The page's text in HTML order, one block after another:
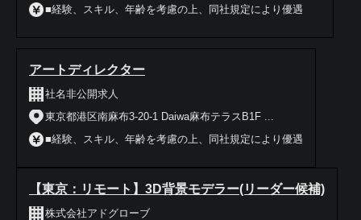
■経験、スキル、年齢を考慮の上、同社規定により優遇
アートディレクター
社名非公開求人
東京都港区南麻布3-20-1 Daiwa麻布テラスB1F ...
■経験、スキル、年齢を考慮の上、同社規定により優遇
【東京：リモート】3D背景モデラー(リーダー候補)
株式会社アドグローブ